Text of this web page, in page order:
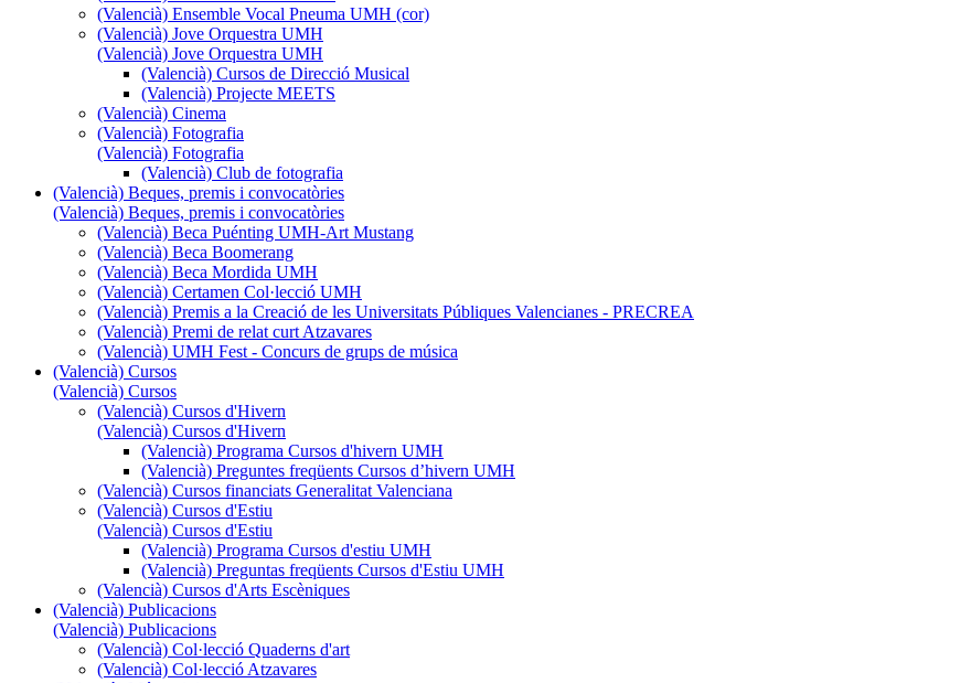
(Valencià) Ensemble Vocal Pneuma UMH (cor)
(Valencià) Jove Orquestra UMH
(Valencià) Jove Orquestra UMH
(Valencià) Cursos de Direcció Musical
(Valencià) Projecte MEETS
(Valencià) Cinema
(Valencià) Fotografia
(Valencià) Fotografia
(Valencià) Club de fotografia
(Valencià) Beques, premis i convocatòries
(Valencià) Beques, premis i convocatòries
(Valencià) Beca Puénting UMH-Art Mustang
(Valencià) Beca Boomerang
(Valencià) Beca Mordida UMH
(Valencià) Certamen Col·lecció UMH
(Valencià) Premis a la Creació de les Universitats Públiques Valencianes - PRECREA
(Valencià) Premi de relat curt Atzavares
(Valencià) UMH Fest - Concurs de grups de música
(Valencià) Cursos
(Valencià) Cursos
(Valencià) Cursos d'Hivern
(Valencià) Cursos d'Hivern
(Valencià) Programa Cursos d'hivern UMH
(Valencià) Preguntes freqüents Cursos d’hivern UMH
(Valencià) Cursos financiats Generalitat Valenciana
(Valencià) Cursos d'Estiu
(Valencià) Cursos d'Estiu
(Valencià) Programa Cursos d'estiu UMH
(Valencià) Preguntas freqüents Cursos d'Estiu UMH
(Valencià) Cursos d'Arts Escèniques
(Valencià) Publicacions
(Valencià) Publicacions
(Valencià) Col·lecció Quaderns d'art
(Valencià) Col·lecció Atzavares